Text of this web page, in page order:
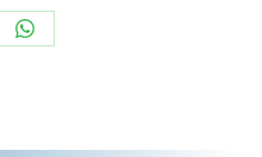
Share